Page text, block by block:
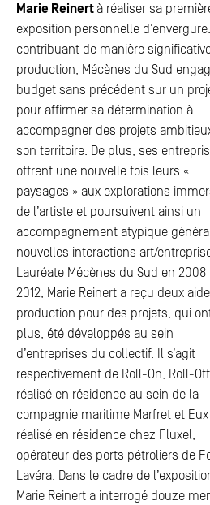
Marie Reinert à réaliser sa
exposition personnelle
contribuant de manière
production, Mécènes du Sud
budget sans précédent sur un
pour affirmer sa détermination à
accompagner des projets
son territoire. De plus, ses
offrent une nouvelle fois leurs «
paysages » aux explorations
de l’artiste et poursuivent ainsi un
accompagnement atypique
nouvelles interactions art/
Lauréate Mécènes du Sud en 2008
2012, Marie Reinert a reçu deux
production pour des projets, qui
plus, été développés au sein
d’entreprises du collectif. Il s’agit
respectivement de Roll-On, Roll-
réalisé en résidence au sein de la
compagnie maritime Marfret et Eux
réalisé en résidence chez Fluxel,
opérateur des ports pétroliers de
Lavéra. Dans le cadre de
Marie Reinert a interrogé douze